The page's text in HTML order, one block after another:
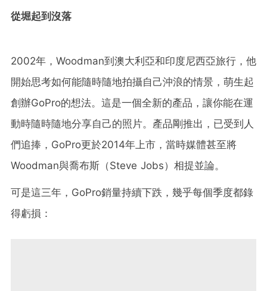
從堀起到沒落
2002年，Woodman到澳大利亞和印度尼西亞旅行，他
開始思考如何能隨時隨地拍攝自己沖浪的情景，萌生起
創辦GoPro的想法。這是一個全新的產品，讓你能在運
動時隨時隨地分享自己的照片。產品剛推出，已受到人
們追捧，GoPro更於2014年上市，當時媒體甚至將
Woodman與喬布斯（Steve Jobs）相提並論。
可是這三年，GoPro銷量持續下跌，幾乎每個季度都錄
得虧損：